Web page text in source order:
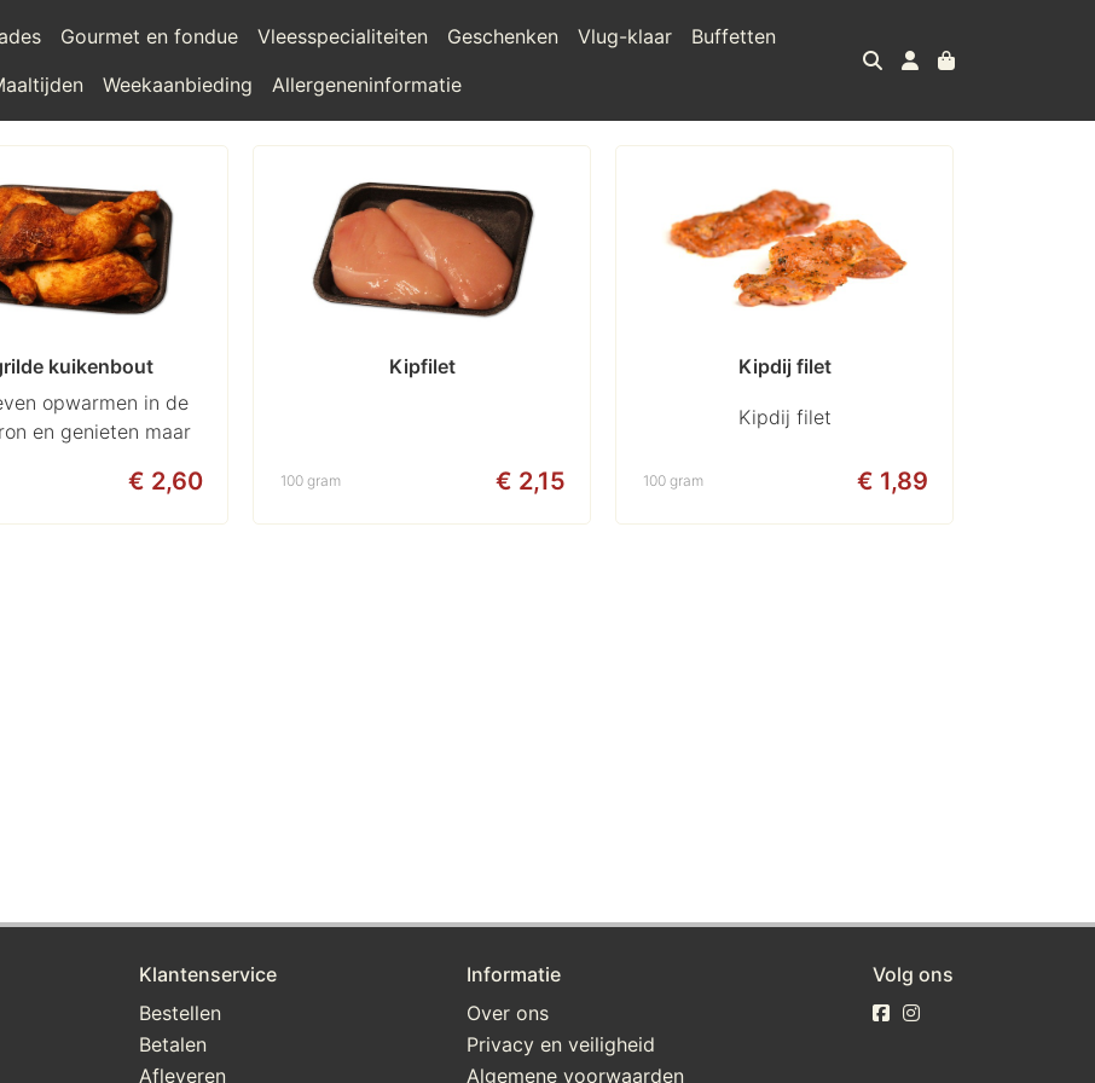
Gourmet en fondue Vleesspecialiteiten Geschenken Vlug-klaar
Buffetten
Weekaanbieding Allergeneninformatie
kuikenbout
opwarmen in de
en genieten maar
€ 2,60
Kipfilet
€ 2,15
100 gram
Kipdij filet
Kipdij filet
€ 1,89
100 gram
Klantenservice
Bestellen
Betalen
Afleveren
Informatie
Over ons
Privacy en veiligheid
Algemene voorwaarden
Volg ons